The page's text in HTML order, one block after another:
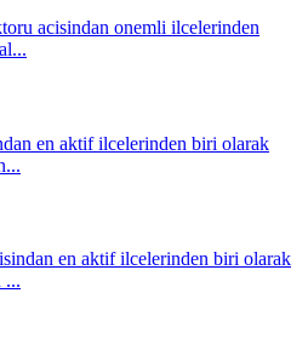
acisindan onemli ilcelerinden
...
en aktif ilcelerinden biri olarak
...
en aktif ilcelerinden biri olarak
...